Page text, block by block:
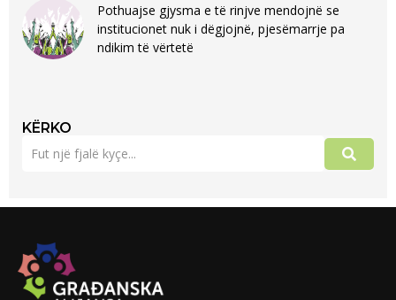
Pothuajse gjysma e të rinjve mendojnë se
institucionet nuk i dëgjojnë, pjesëmarrje pa
ndikim të vërtetë
KËRKO